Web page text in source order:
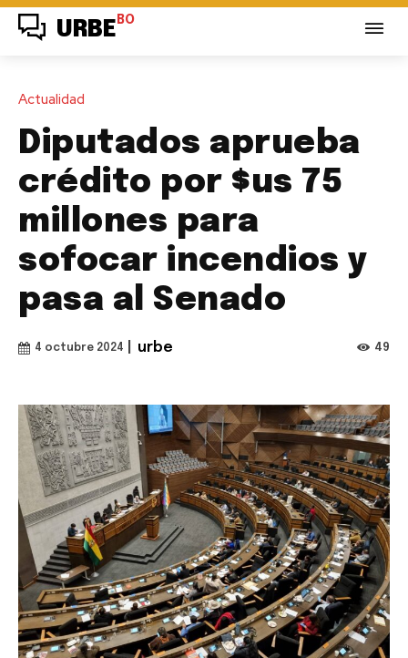
URBE BO
Actualidad
Diputados aprueba
crédito por $us 75
millones para
sofocar incendios y
pasa al Senado
4 octubre 2024 urbe 49